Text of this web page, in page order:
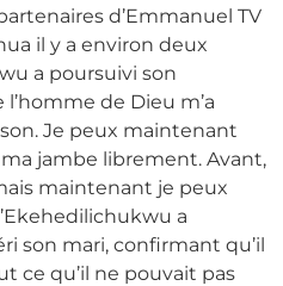
d’Emmanuel TV
il y a environ deux
a poursuivi son
de Dieu m’a
Je peux maintenant
jambe librement. Avant,
maintenant je peux
a
son mari, confirmant qu’il
ce qu’il ne pouvait pas